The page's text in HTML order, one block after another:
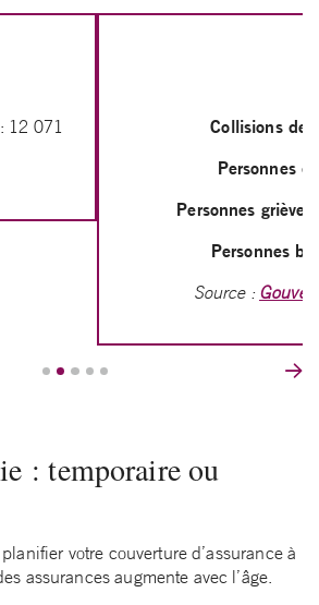
de la route
décédées
: 9 960
Gouvernement du Canada
: temporaire ou
votre couverture d’assurance à
assurances augmente avec l’âge.